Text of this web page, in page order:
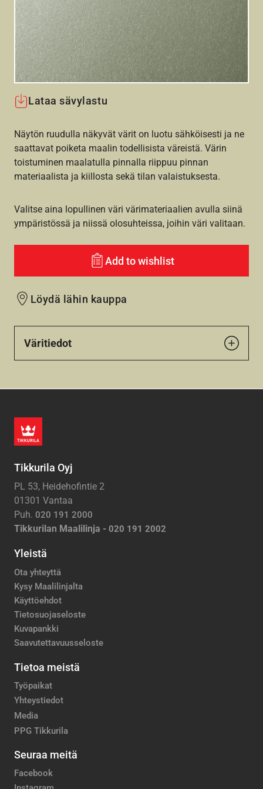
Lataa sävylastu
Näytön ruudulla näkyvät värit on luotu sähköisesti ja ne
saattavat poiketa maalin todellisista väreistä. Värin
toistuminen maalatulla pinnalla riippuu pinnan
materiaalista ja kiillosta sekä tilan valaistuksesta.
Valitse aina lopullinen väri värimateriaalien avulla siinä
ympäristössä ja niissä olosuhteissa, joihin väri valitaan.
Add to wishlist
Löydä lähin kauppa
Väritiedot
Tikkurila Oyj
PL 53, Heidehofintie 2
01301 Vantaa
Puh. 020 191 2000
Tikkurilan Maalilinja - 020 191 2002
Yleistä
Ota yhteyttä
Kysy Maalilinjalta
Käyttöehdot
Tietosuojaseloste
Kuvapankki
Saavutettavuusseloste
Tietoa meistä
Työpaikat
Yhteystiedot
Media
PPG Tikkurila
Seuraa meitä
Facebook